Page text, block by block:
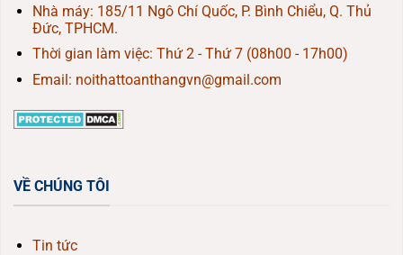
Nhà máy: 185/11 Ngô Chí Quốc, P. Bình Chiểu, Q. Thủ
Đức, TPHCM.
Thời gian làm việc: Thứ 2 - Thứ 7 (08h00 - 17h00)
Email: noithattoanthangvn@gmail.com
VỀ CHÚNG TÔI
Tin tức